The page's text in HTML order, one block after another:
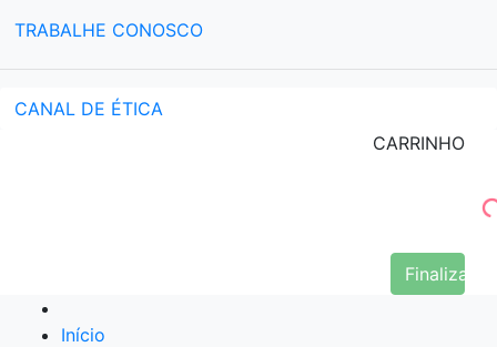
TRABALHE CONOSCO
CANAL DE ÉTICA
CARRINHO
Finalizar
Início